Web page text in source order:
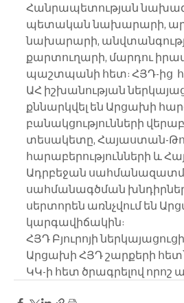
Հանրապետության
պետական նախարարի,
նախարարի,
քարտուղարի, մարդու
պաշտպանի հետ: ՀՅԴ-ից
ԱՀ իշխանության
քննարկվել են Արցախի
բանակցությունների
տեսակետը, Հայաստան-
հարաբերությունների և
Ադրբեջան
սահմանագծման
սերտորեն առնչվում են
կարգավիճակին:
ՀՅԴ Բյուրոյի
Արցախի ՀՅԴ շարքերի
ԿԿ-ի հետ ծրագրելով